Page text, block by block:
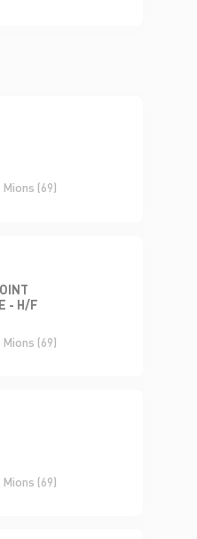
Mions (69)
- H/F
Mions (69)
Mions (69)